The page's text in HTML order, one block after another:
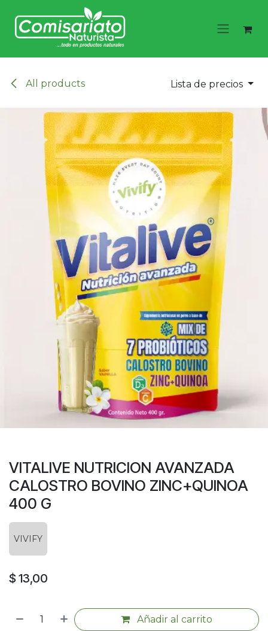
All products Lista de precios
VITALIVE NUTRICION AVANZADA
CALOSTRO BOVINO ZINC+QUINOA
400 G
VIVIFY
$ 13,00
Añadir al carrito